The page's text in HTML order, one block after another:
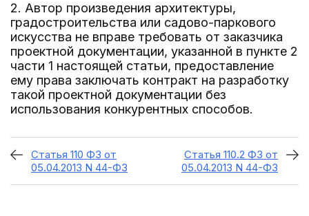
2. Автор произведения архитектуры,
градостроительства или садово-паркового
искусства не вправе требовать от заказчика
проектной документации, указанной в пункте 2
части 1 настоящей статьи, предоставление
ему права заключать контракт на разработку
такой проектной документации без
использования конкурентных способов.
Статья 110 ФЗ от
05.04.2013 N 44-ФЗ
Статья 110.2 ФЗ от
05.04.2013 N 44-ФЗ